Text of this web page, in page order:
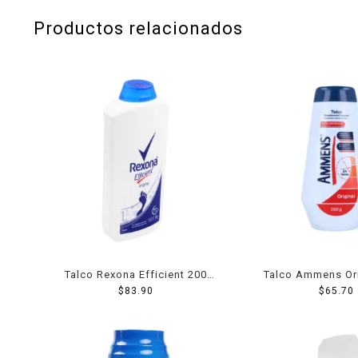
Productos relacionados
Talco Rexona Efficient 200
Grs
$ 83.90
Talco Ammens
Grs
$65.70